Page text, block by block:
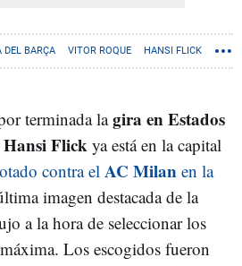
DEL BARÇA VITOR ROQUE HANSI FLICK
terminada lagira en Estados
Hansi Flick ya está en la capital
contra el AC Milan en la
imagen destacada de la
a la hora de seleccionar los
Los escogidos fueron